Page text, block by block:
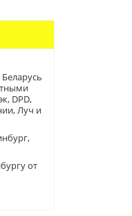
DPD,
Луч и
от